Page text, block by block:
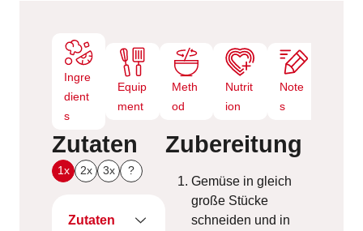
Ingre
dient
s
Equip
ment
Meth
od
Nutrit
ion
Note
s
Zutaten
1x 2x 3x ?
Zutaten
Zubereitung
Gemüse in gleich
große Stücke
schneiden und in